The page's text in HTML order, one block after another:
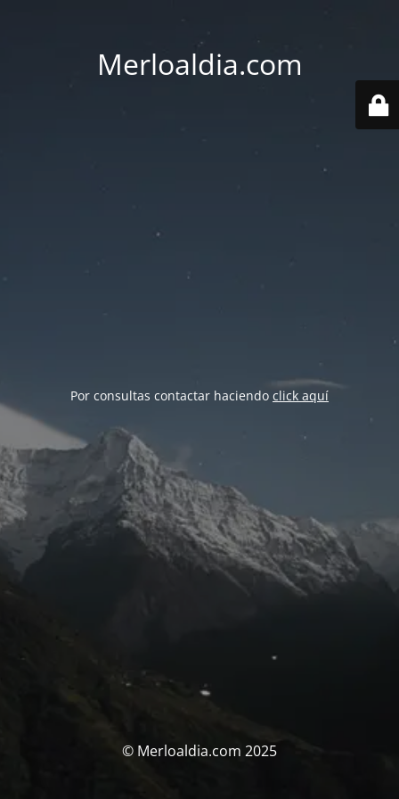
Merloaldia.com
Por consultas contactar haciendo click aquí
© Merloaldia.com 2025